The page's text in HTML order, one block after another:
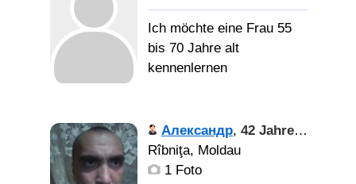
Ich möchte eine Frau 55
bis 70 Jahre alt
kennenlernen
Спутницу жизни, которая
станет моей женой
Александр, 42 Jahre alt
Rîbniţa, Moldau
1 Foto